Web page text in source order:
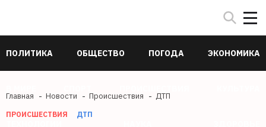
ПОЛИТИКА ОБЩЕСТВО ПОГОДА ЭКОНОМИКА
Главная Новости Происшествия ДТП
ПРОИСШЕСТВИЯ ДТП